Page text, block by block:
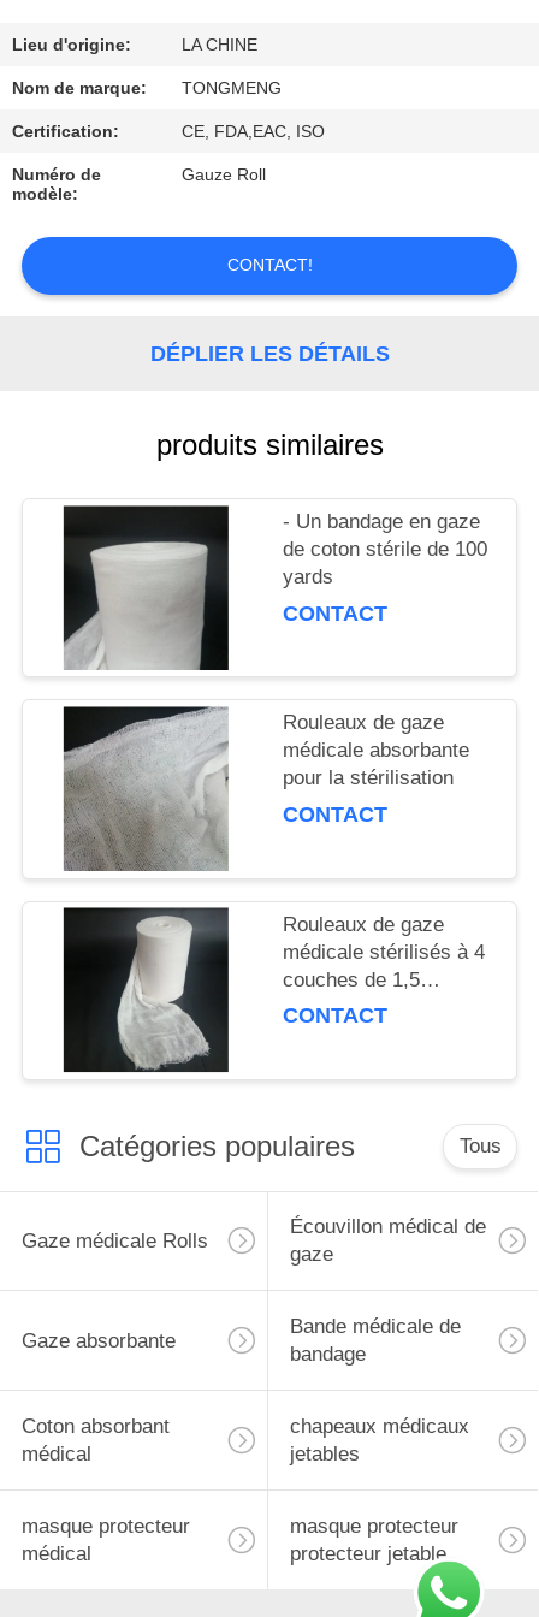
CONTRÔLE
DE
QUALITÉ
CONTACTEZ-
NOUS
Lieu d'origine: LA CHINE
Nom de marque: TONGMENG
Certification: CE, FDA,EAC, ISO
Numéro de
modèle:
Gauze Roll
CONTACT!
DÉPLIER LES DÉTAILS
produits similaires
- Un bandage en gaze
de coton stérile de 100
yards
CONTACT
Rouleaux de gaze
médicale absorbante
pour la stérilisation
CONTACT
Rouleaux de gaze
médicale stérilisés à 4
couches de 1,5
kg/rouleau
CONTACT
Catégories populaires Tous
Gaze médicale Rolls
Écouvillon médical de
gaze
Gaze absorbante
Bande médicale de
bandage
Coton absorbant
médical
chapeaux médicaux
jetables
masque protecteur
médical
masque protecteur
protecteur jetable